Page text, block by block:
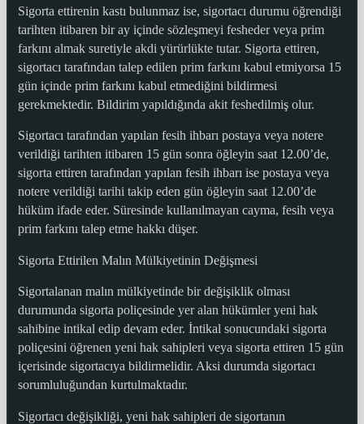
Sigorta ettirenin kastı bulunmaz ise, sigortacı durumu öğrendiği
tarihten itibaren bir ay içinde sözleşmeyi fesheder veya prim
farkını almak suretiyle akdi yürürlükte tutar. Sigorta ettiren,
sigortacı tarafından talep edilen prim farkını kabul etmiyorsa 15
gün içinde prim farkını kabul etmediğini bildirmesi
gerekmektedir. Bildirim yapıldığında akit feshedilmiş olur.
Sigortacı tarafından yapılan fesih ihbarı postaya veya notere
verildiği tarihten itibaren 15 gün sonra öğleyin saat 12.00’de,
sigorta ettiren tarafından yapılan fesih ihbarı ise postaya veya
notere verildiği tarihi takip eden gün öğleyin saat 12.00’de
hüküm ifade eder. Süresinde kullanılmayan cayma, fesih veya
prim farkını talep etme hakkı düşer.
Sigorta Ettirilen Malın Mülkiyetinin Değişmesi
Sigortalanan malın mülkiyetinde bir değişiklik olması
durumunda sigorta poliçesinde yer alan hükümler yeni hak
sahibine intikal edip devam eder. İntikal sonucundaki sigorta
poliçesini öğrenen yeni hak sahipleri veya sigorta ettiren 15 gün
içerisinde sigortacıya bildirmelidir. Aksi durumda sigortacı
sorumluluğundan kurtulmaktadır.
Sigortacı değişikliği, yeni hak sahipleri de sigortanın